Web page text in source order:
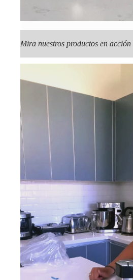
Mira nuestros productos en acción